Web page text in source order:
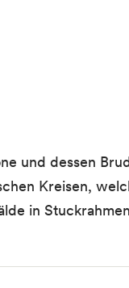
und dessen
Kreisen,
in